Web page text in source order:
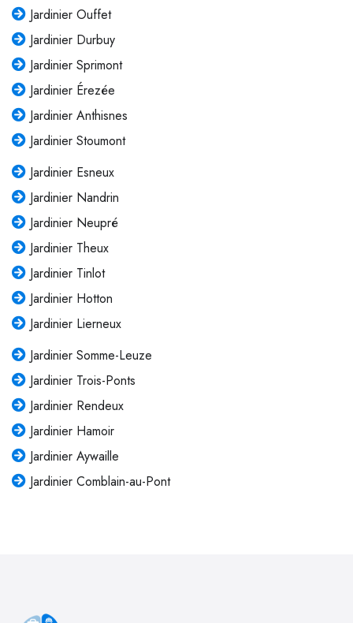
Jardinier Ouffet
Jardinier Durbuy
Jardinier Sprimont
Jardinier Érezée
Jardinier Anthisnes
Jardinier Stoumont
Jardinier Esneux
Jardinier Nandrin
Jardinier Neupré
Jardinier Theux
Jardinier Tinlot
Jardinier Hotton
Jardinier Lierneux
Jardinier Somme-Leuze
Jardinier Trois-Ponts
Jardinier Rendeux
Jardinier Hamoir
Jardinier Aywaille
Jardinier Comblain-au-Pont